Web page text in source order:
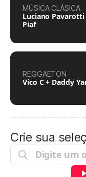
MÚSICA CLÁSICA
Luciano
Piaf
REGGAETON
Vico C + Daddy
Crie sua